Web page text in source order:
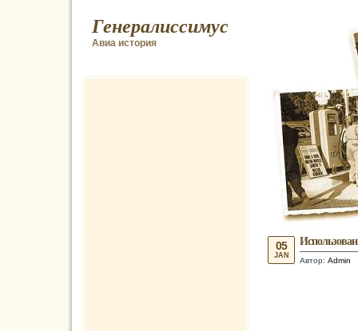
Генералиссимус
Авиа история
Автор: Admin
05
JAN